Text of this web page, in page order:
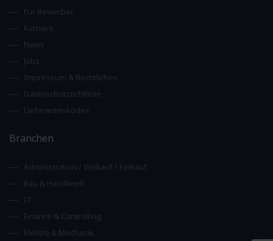
Für Bewerber
Karriere
News
Jobs
Impressum & Rechtliches
Datenschutzrichtlinie
Lieferantenkodex
Branchen
Administration / Verkauf / Einkauf
Bau & Handwerk
IT
Finance & Controlling
Elektro & Mechanik